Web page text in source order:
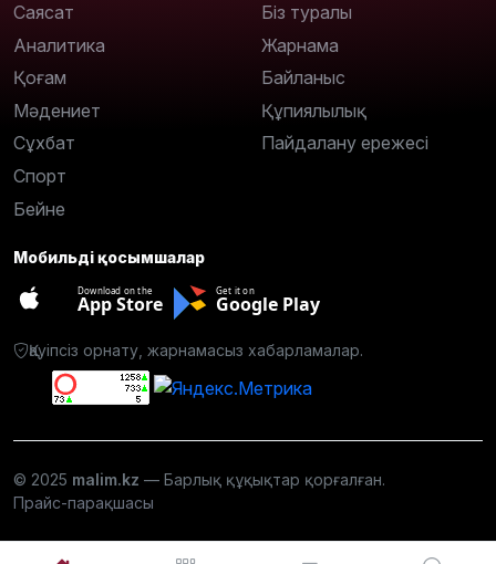
Саясат
Аналитика
Қоғам
Мәдениет
Сұхбат
Спорт
Бейне
Біз туралы
Жарнама
Байланыс
Құпиялылық
Пайдалану ережесі
Мобильді қосымшалар
Download on the
App Store
Get it on
Google Play
Қауіпсіз орнату, жарнамасыз хабарламалар.
© 2025 malim.kz — Барлық құқықтар қорғалған.
Прайс-парақшасы